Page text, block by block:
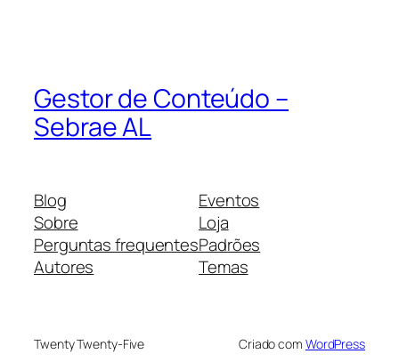
Gestor de Conteúdo –
Sebrae AL
Blog
Sobre
Perguntas frequentes
Autores
Eventos
Loja
Padrões
Temas
Twenty Twenty-Five Criado com WordPress